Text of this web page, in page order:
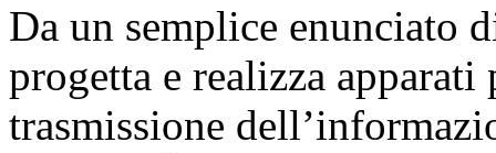
Da un semplice enunciato
progetta e realizza apparati
trasmissione